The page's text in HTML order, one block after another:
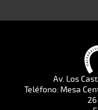
Av. Los
Teléfono: Mesa
26